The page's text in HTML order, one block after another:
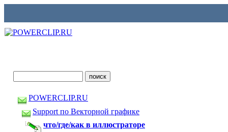
POWERCLIP.RU
Support по Векторной графике
что/где/как в иллюстраторе